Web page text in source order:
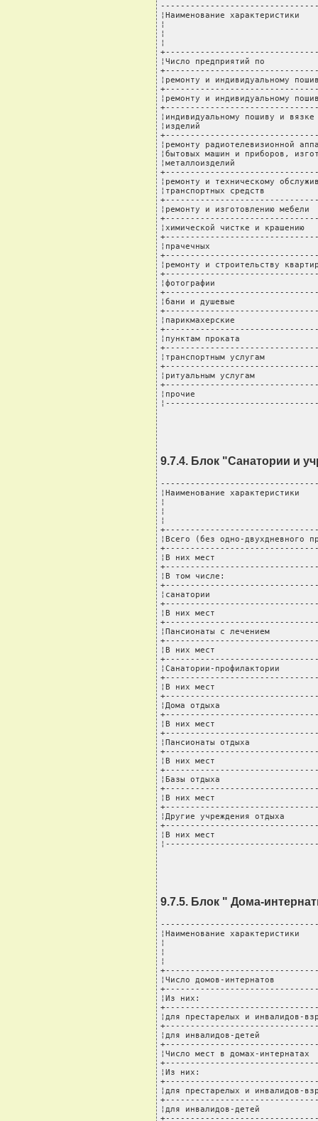
¦Наименование
¦
¦
¦
¦Число предприятий по
¦ремонту и индивидуальному
¦ремонту и индивидуальному
¦индивидуальному пошиву и
¦изделий
¦ремонту
¦бытовых машин и приборов,
¦металлоизделий
¦ремонту и техническому
¦транспортных средств
¦ремонту и изготовлению
¦химической чистке и
¦прачечных
¦ремонту и строительству
¦фотографии
¦бани и душевые
¦парикмахерские
¦пунктам проката
¦транспортным услугам
¦ритуальным услугам
¦прочие
9.7.4. Блок "Санатории и
¦Наименование
¦
¦
¦
¦Всего (без одно-
¦В них мест
¦В том числе:
¦санатории
¦В них мест
¦Пансионаты с лечением
¦В них мест
¦Санатории-
¦В них мест
¦Дома отдыха
¦В них мест
¦Пансионаты отдыха
¦В них мест
¦Базы отдыха
¦В них мест
¦Другие учреждения
¦В них мест
9.7.5. Блок " Дома-
¦Наименование
¦
¦
¦
¦Число домов-интернатов
¦Из них:
¦для престарелых и
¦для инвалидов-детей
¦Число мест в домах-
¦Из них:
¦для престарелых и
¦для инвалидов-детей